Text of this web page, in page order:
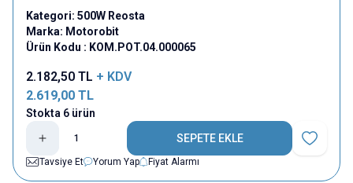
Kategori: 500W Reosta
Marka: Motorobit
Ürün Kodu : KOM.POT.04.000065
2.182,50 TL + KDV
2.619,00 TL
Stokta 6 ürün
SEPETE EKLE
Favoriye
Tavsiye Et
Yorum Yap Fiyat Alarmı